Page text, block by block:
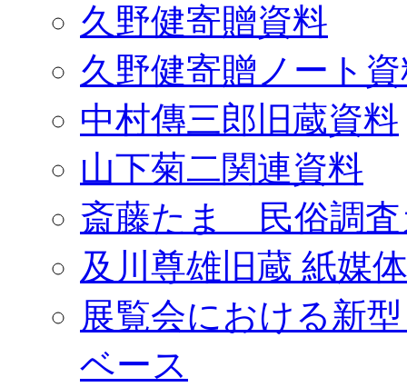
久野健寄贈資料
久野健寄贈ノート
中村傳三郎旧蔵資料
山下菊二関連資料
斎藤たま 民俗調査
及川尊雄旧蔵 紙媒
展覧会における新
ベース